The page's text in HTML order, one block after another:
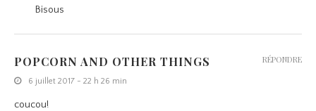
Bisous
POPCORN AND OTHER THINGS
6 juillet 2017 - 22 h 26 min
coucou!
RÉPONDRE